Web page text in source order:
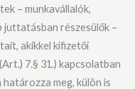
– munkavállalók,
részesülők –
akikkel kifizetői
7.§ 31.) kapcsolatban
meg, külön is